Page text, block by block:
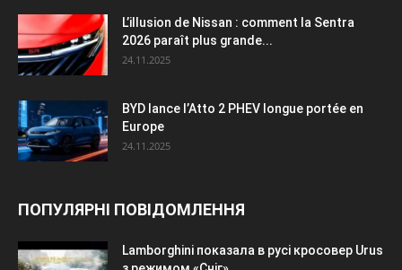
L’illusion de Nissan : comment la Sentra
2026 paraît plus grande...
24.11.2025
BYD lance l’Atto 2 PHEV longue portée en
Europe
24.11.2025
ПОПУЛЯРНІ ПОВІДОМЛЕННЯ
Lamborghini показала в русі кросовер Urus